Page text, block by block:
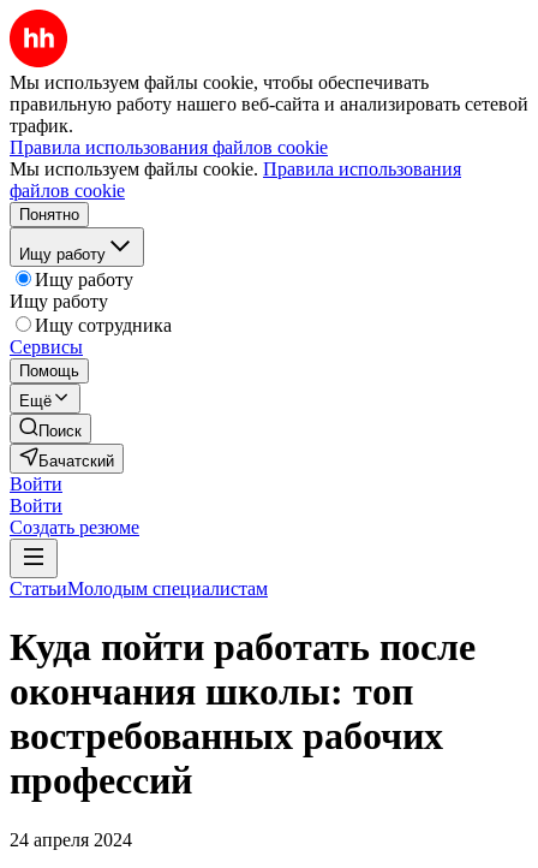
Мы используем файлы cookie, чтобы обеспечивать
правильную работу нашего веб-сайта и анализировать сетевой
трафик.
Правила использования файлов cookie
Мы используем файлы cookie. Правила использования
файлов cookie
Понятно
Ищу работу
Ищу работу
Ищу работу
Ищу сотрудника
Сервисы
Помощь
Ещё
Поиск
Бачатский
Войти
Войти
Создать резюме
СтатьиМолодым специалистам
Куда пойти работать после
окончания школы: топ
востребованных рабочих
профессий
24 апреля 2024